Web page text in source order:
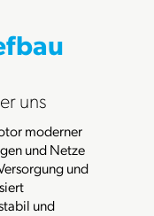
uns
moderner
und Netze
und
und